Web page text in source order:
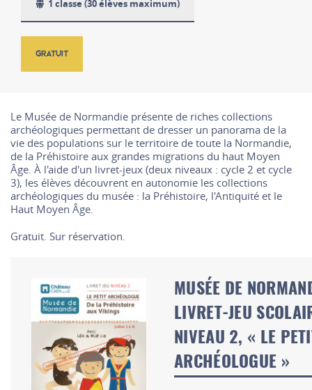
1 classe (30 élèves maximum)
GRATUIT
Le Musée de Normandie présente de riches collections
archéologiques permettant de dresser un panorama de la
vie des populations sur le territoire de toute la Normandie,
de la Préhistoire aux grandes migrations du haut Moyen
Âge. À l'aide d'un livret-jeux (deux niveaux : cycle 2 et cycle
3), les élèves découvrent en autonomie les collections
archéologiques du musée : la Préhistoire, l'Antiquité et le
Haut Moyen Âge.
Gratuit. Sur réservation.
MUSÉE DE
LIVRET-JEU
NIVEAU 2, « LE
ARCHÉOLOGUE »